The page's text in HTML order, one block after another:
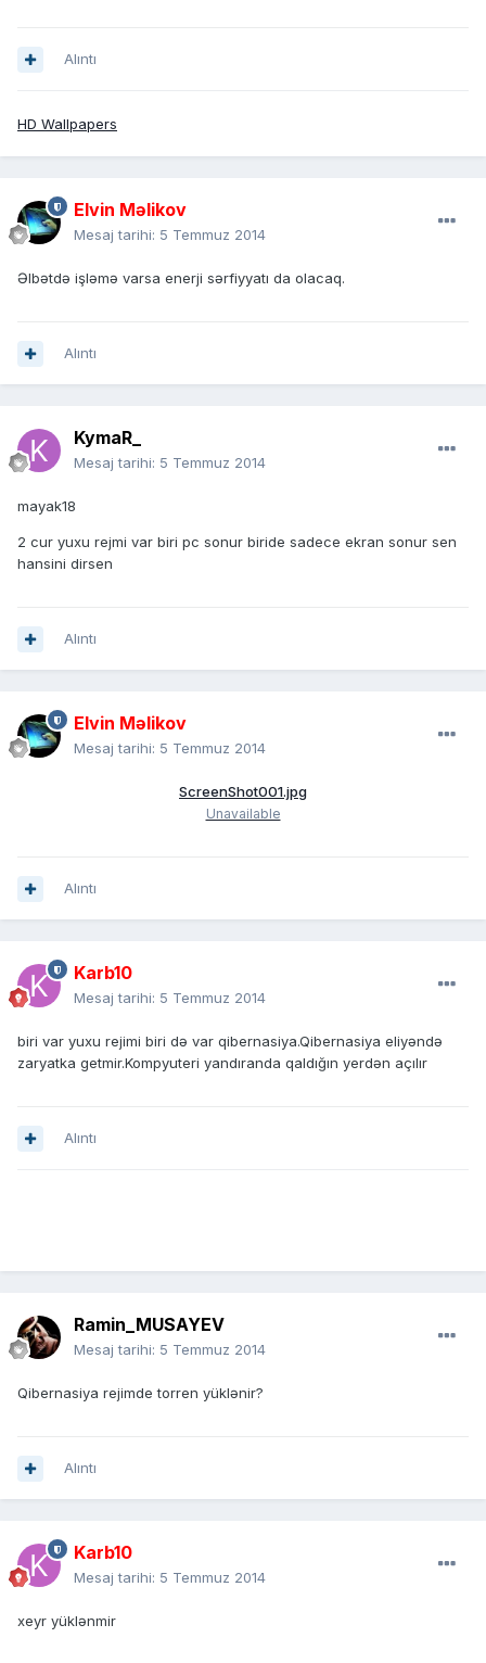
Alıntı
HD Wallpapers
Elvin Məlikov
Mesaj tarihi: 5 Temmuz 2014
Əlbətdə işləmə varsa enerji sərfiyyatı da olacaq.
Alıntı
KymaR_
Mesaj tarihi: 5 Temmuz 2014
mayak18
2 cur yuxu rejmi var biri pc sonur biride sadece ekran sonur sen
hansini dirsen
Alıntı
Elvin Məlikov
Mesaj tarihi: 5 Temmuz 2014
ScreenShot001.jpg
Unavailable
Alıntı
Karb10
Mesaj tarihi: 5 Temmuz 2014
biri var yuxu rejimi biri də var qibernasiya.Qibernasiya eliyəndə
zaryatka getmir.Kompyuteri yandıranda qaldığın yerdən açılır
Alıntı
Ramin_MUSAYEV
Mesaj tarihi: 5 Temmuz 2014
Qibernasiya rejimde torren yüklənir?
Alıntı
Karb10
Mesaj tarihi: 5 Temmuz 2014
xeyr yüklənmir